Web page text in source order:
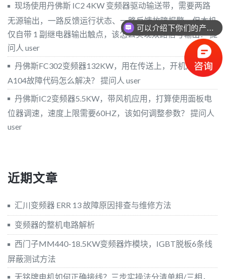
现场使用丹佛斯 IC2 4KW 变频器驱动输送带，需要两路
无源输出，一路反馈运行状态、一路反馈故障报警，但本机
仅自带 1 副继电器输出触点，该怎么实现双路信号输出？提
问人 user
丹佛斯FC302变频器132KW，用在传送上，开机后报警
A104故障代码怎么解决？ 提问人 user
丹佛斯IC2变频器5.5KW，带风机应用，打算使用面板电
位器调速，速度上限需要60HZ，该如何调整参数？ 提问人
user
近期文章
汇川变频器 ERR 13 故障原因排查与维修方法
变频器的整机电路解析
西门子MM440-18.5KW变频器炸模块，IGBT脱板6条线
屏蔽测试方法
无铭牌电机如何正确接线？三步实操法分清单相/三相，